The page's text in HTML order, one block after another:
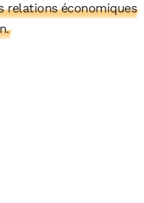
relations économiques